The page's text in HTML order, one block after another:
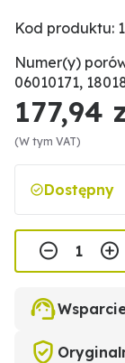
Kod produktu:
Numer(y)
06010171,
177,94
(W tym VAT)
Dostępny